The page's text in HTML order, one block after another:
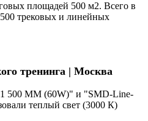
площадей 500 м2. Всего в
трековых и линейных
тренинга | Москва
1 500 ММ (60W)" и "SMD-Line-
теплый свет (3000 К)